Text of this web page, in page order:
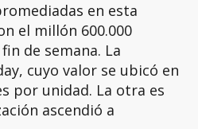
en esta
el millón 600.000
de semana. La
cuyo valor se ubicó en
por unidad. La otra es
ascendió a